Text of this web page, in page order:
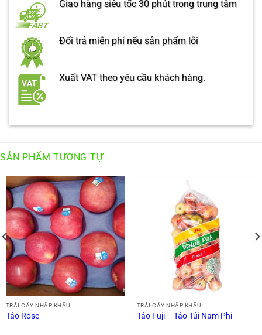
Giao hàng siêu tốc 30 phút trong trung tâm
Đổi trả miễn phí nếu sản phẩm lỗi
Xuất VAT theo yêu cầu khách hàng.
SẢN PHẨM TƯƠNG TỰ
TRÁI CÂY NHẬP KHẨU
Táo Rose
TRÁI CÂY NHẬP KHẨU
Táo Fuji – Táo Túi Nam Phi